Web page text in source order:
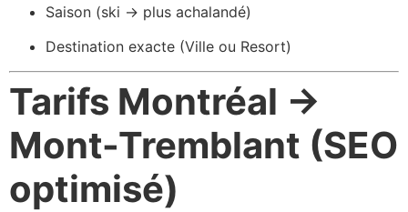
Saison (ski → plus achalandé)
Destination exacte (Ville ou Resort)
Tarifs Montréal →
Mont-Tremblant (SEO
optimisé)